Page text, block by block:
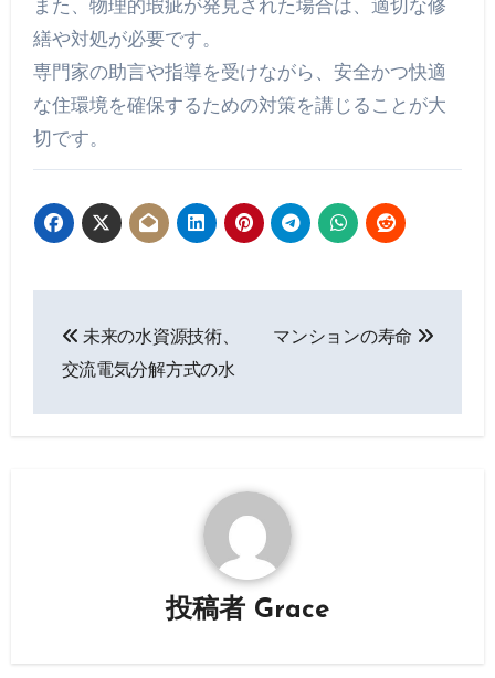
また、物理的瑕疵が発見された場合は、適切な修
繕や対処が必要です。
専門家の助言や指導を受けながら、安全かつ快適
な住環境を確保するための対策を講じることが大
切です。
稿
未来の水資源技術、
交流電気分解方式の水
マンションの寿命
投稿者 Grace